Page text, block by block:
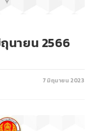
นายน 2566
7 มิถุนายน 2023